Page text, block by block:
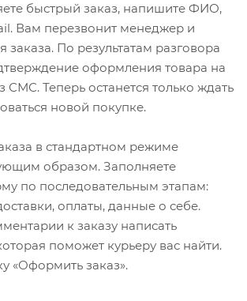
быстрый заказ, напишите ФИО,
Вам перезвонит менеджер и
заказа. По результатам разговора
оформления товара на
СМС. Теперь останется только ждать
новой покупке.
в стандартном режиме
образом. Заполняете
по последовательным этапам:
оплаты, данные о себе.
к заказу написать
поможет курьеру вас найти.
«Оформить заказ».